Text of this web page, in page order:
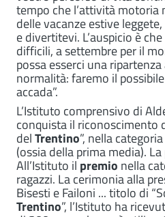
tempo che l’attività motoria
delle vacanze estive
e divertitevi. L’auspicio è
difficili, a settembre per il
possa esserci una ripartenza
normalità: faremo il
accada”.
L’Istituto comprensivo di
conquista il riconoscimento
delTrentino”, nella
(ossia della prima media).
All’Istituto ilpremio nella
ragazzi. La cerimonia alla
Bisesti e Failoni ... titolo di
Trentino”, l’Istituto ha